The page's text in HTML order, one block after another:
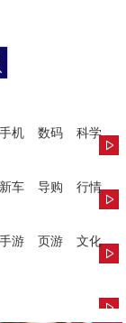
手机 数码
科学
新车 导购
行情
手游 页游
文化